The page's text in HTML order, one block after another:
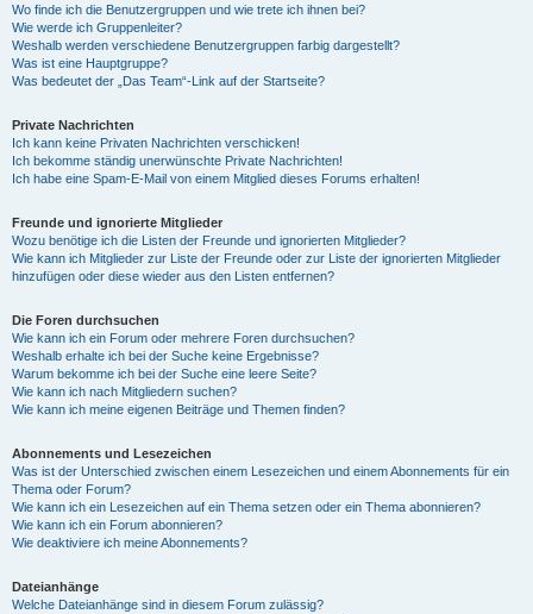
Wo finde ich die Benutzergruppen und wie trete ich ihnen bei?
Wie werde ich Gruppenleiter?
Weshalb werden verschiedene Benutzergruppen farbig dargestellt?
Was ist eine Hauptgruppe?
Was bedeutet der „Das Team“-Link auf der Startseite?
Private Nachrichten
Ich kann keine Privaten Nachrichten verschicken!
Ich bekomme ständig unerwünschte Private Nachrichten!
Ich habe eine Spam-E-Mail von einem Mitglied dieses Forums erhalten!
Freunde und ignorierte Mitglieder
Wozu benötige ich die Listen der Freunde und ignorierten Mitglieder?
Wie kann ich Mitglieder zur Liste der Freunde oder zur Liste der ignorierten Mitglieder
hinzufügen oder diese wieder aus den Listen entfernen?
Die Foren durchsuchen
Wie kann ich ein Forum oder mehrere Foren durchsuchen?
Weshalb erhalte ich bei der Suche keine Ergebnisse?
Warum bekomme ich bei der Suche eine leere Seite?
Wie kann ich nach Mitgliedern suchen?
Wie kann ich meine eigenen Beiträge und Themen finden?
Abonnements und Lesezeichen
Was ist der Unterschied zwischen einem Lesezeichen und einem Abonnements für ein
Thema oder Forum?
Wie kann ich ein Lesezeichen auf ein Thema setzen oder ein Thema abonnieren?
Wie kann ich ein Forum abonnieren?
Wie deaktiviere ich meine Abonnements?
Dateianhänge
Welche Dateianhänge sind in diesem Forum zulässig?